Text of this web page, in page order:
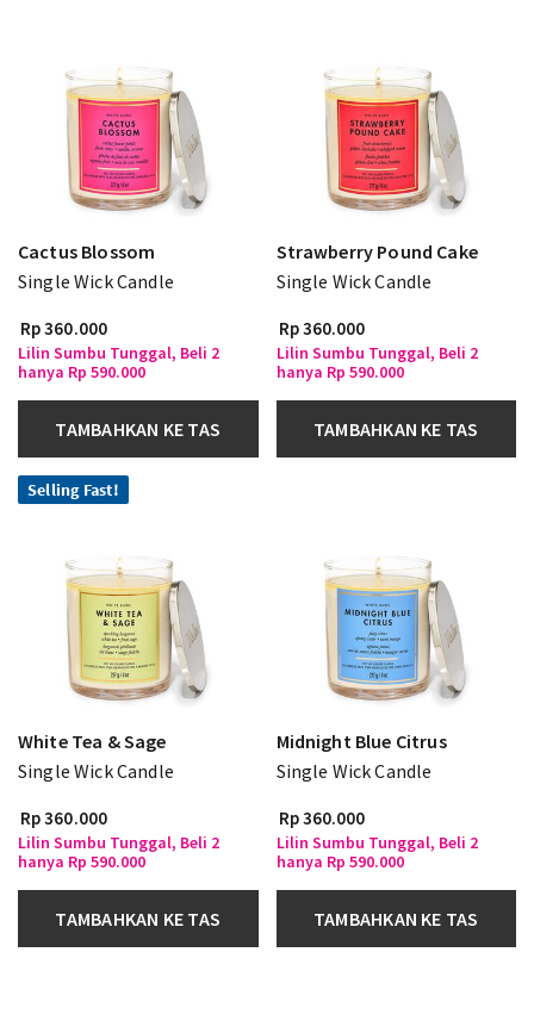
Cactus Blossom
Single Wick Candle
Rp 360.000
Lilin Sumbu Tunggal, Beli 2
hanya Rp 590.000
TAMBAHKAN KE TAS
Strawberry Pound Cake
Single Wick Candle
Rp 360.000
Lilin Sumbu Tunggal, Beli 2
hanya Rp 590.000
TAMBAHKAN KE TAS
Selling Fast!
White Tea & Sage
Single Wick Candle
Rp 360.000
Lilin Sumbu Tunggal, Beli 2
hanya Rp 590.000
TAMBAHKAN KE TAS
Midnight Blue Citrus
Single Wick Candle
Rp 360.000
Lilin Sumbu Tunggal, Beli 2
hanya Rp 590.000
TAMBAHKAN KE TAS